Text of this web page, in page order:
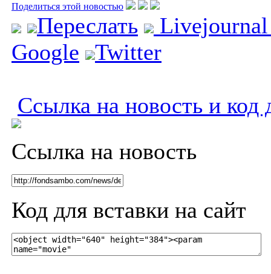
Поделиться этой новостью
Переслать
Google
Twitter
Ссылка на новость и код
Ссылка на новость
Код для вставки на сайт